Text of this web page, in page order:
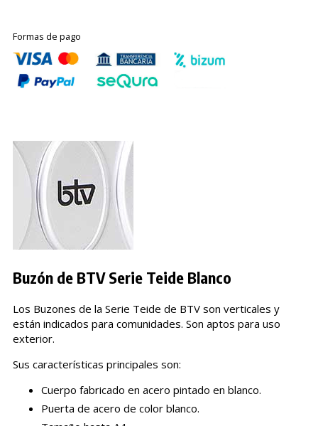
Formas de pago
Buzón de BTV Serie Teide Blanco
Los Buzones de la Serie Teide de BTV son verticales y
están indicados para comunidades. Son aptos para uso
exterior.
Sus características principales son:
Cuerpo fabricado en acero pintado en blanco.
Puerta de acero de color blanco.